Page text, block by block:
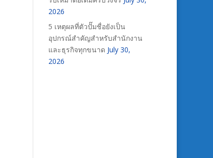
2026
5 เหตุผลที่ตัวปั๊มชื่อยังเป็น
อุปกรณ์สำคัญสำหรับสำนักงาน
และธุรกิจทุกขนาด July 30,
2026